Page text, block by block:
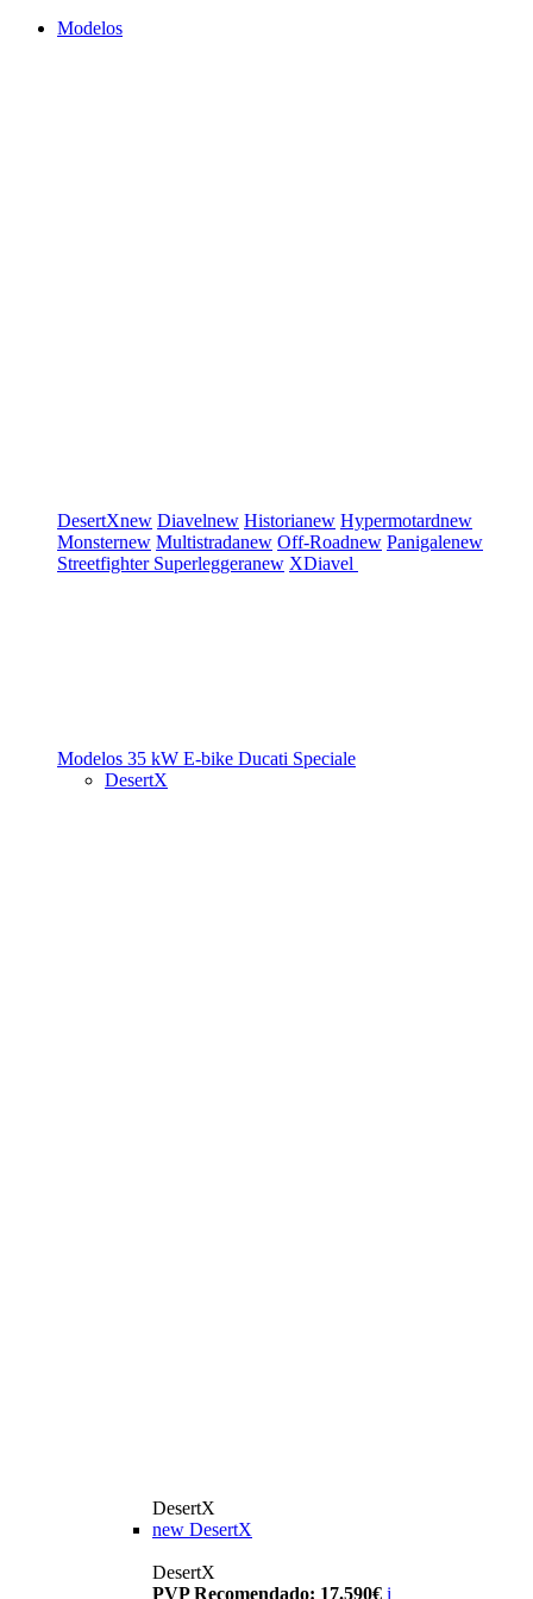
Modelos
DesertXnew Diavelnew Historianew Hypermotardnew
Monsternew Multistradanew Off-Roadnew Panigalenew
Streetfighter Superleggeranew XDiavel
Modelos 35 kW E-bike Ducati Speciale
DesertX
DesertX
new DesertX
DesertX
PVP Recomendado: 17.590€ i